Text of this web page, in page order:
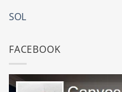
SOL
FACEBOOK